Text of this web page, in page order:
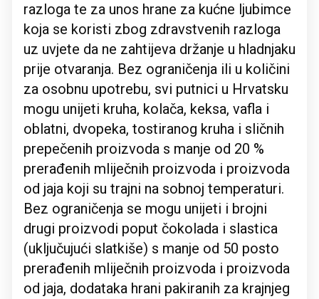
razloga te za unos hrane za kućne ljubimce
koja se koristi zbog zdravstvenih razloga
uz uvjete da ne zahtijeva držanje u hladnjaku
prije otvaranja. Bez ograničenja ili u količini
za osobnu upotrebu, svi putnici u Hrvatsku
mogu unijeti kruha, kolača, keksa, vafla i
oblatni, dvopeka, tostiranog kruha i sličnih
prepečenih proizvoda s manje od 20 %
prerađenih mliječnih proizvoda i proizvoda
od jaja koji su trajni na sobnoj temperaturi.
Bez ograničenja se mogu unijeti i brojni
drugi proizvodi poput čokolada i slastica
(uključujući slatkiše) s manje od 50 posto
prerađenih mliječnih proizvoda i proizvoda
od jaja, dodataka hrani pakiranih za krajnjeg